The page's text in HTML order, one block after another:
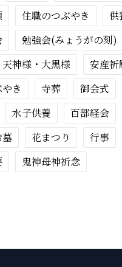
住職のつぶやき 供
勉強会(みょうがの刻)
天神様・大黒様
安産祈
き
寺葬 御会式
水子供養 百部経会
墓
花まつり 行事
鬼神母神祈念